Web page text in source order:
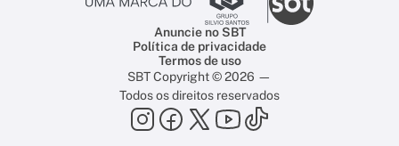
Anuncie no SBT
Política de privacidade
Termos de uso
SBT Copyright © 2026 —
Todos os direitos reservados